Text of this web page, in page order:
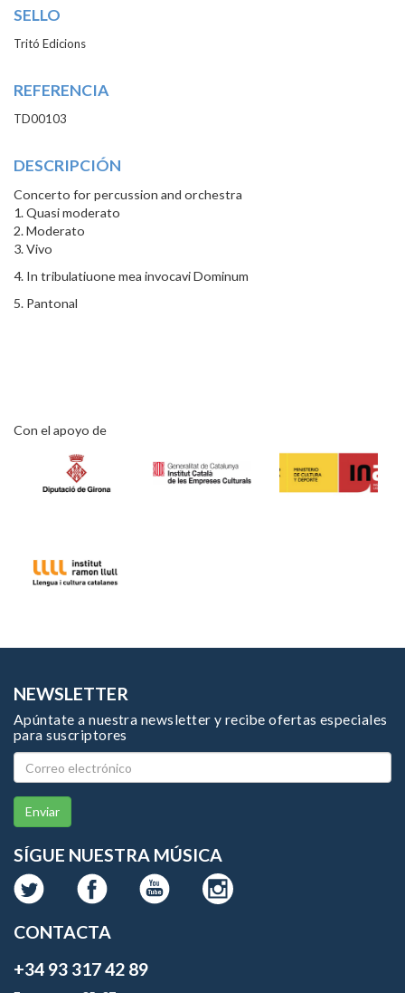
SELLO
Tritó Edicions
REFERENCIA
TD00103
DESCRIPCIÓN
Concerto for percussion and orchestra
1. Quasi moderato
2. Moderato
3. Vivo
4. In tribulatiuone mea invocavi Dominum
5. Pantonal
Con el apoyo de
NEWSLETTER
Apúntate a nuestra newsletter y recibe ofertas especiales
para suscriptores
Enviar
SÍGUE NUESTRA MÚSICA
CONTACTA
+34 93 317 42 89